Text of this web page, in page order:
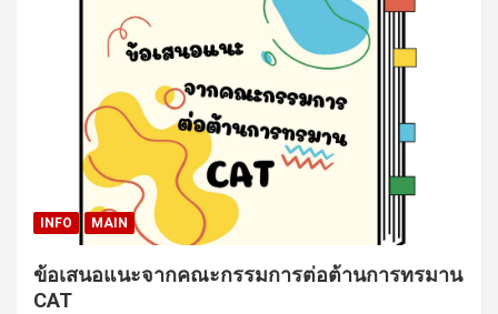
INFO MAIN
ข้อเสนอแนะจากคณะกรรมการต่อต้านการทรมาน
CAT